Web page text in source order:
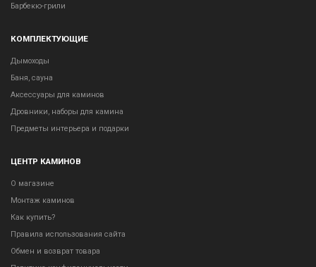
Барбекю-грили
КОМПЛЕКТУЮЩИЕ
Дымоходы
Баня, сауна
Аксессуары для каминов
Дровники, наборы для камина
Предметы интерьера и подарки
ЦЕНТР КАМИНОВ
О магазине
Монтаж каминов
Как купить?
Правила использования сайта
Обмен и возврат товара